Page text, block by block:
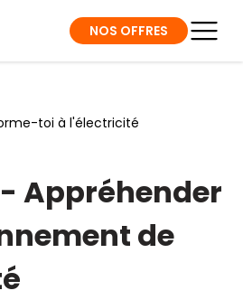
NOS OFFRES
toi à l'électricité
Appréhender
de